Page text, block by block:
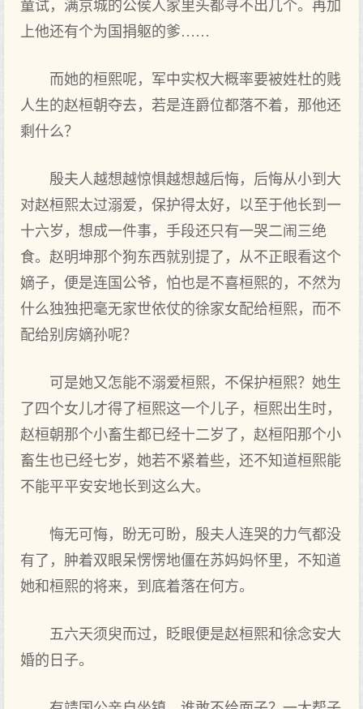
童试，满京城的公侯人家里头都寻不出几个。再加
上他还有个为国捐躯的爹……
而她的桓熙呢，军中实权大概率要被姓杜的贱
人生的赵桓朝夺去，若是连爵位都落不着，那他还
剩什么？
殷夫人越想越惊惧越想越后悔，后悔从小到大
对赵桓熙太过溺爱，保护得太好，以至于他长到一
十六岁，想成一件事，手段还只有一哭二闹三绝
食。赵明坤那个狗东西就别提了，从不正眼看这个
嫡子，便是连国公爷，怕也是不喜桓熙的，不然为
什么独独把毫无家世依仗的徐家女配给桓熙，而不
配给别房嫡孙呢？
可是她又怎能不溺爱桓熙，不保护桓熙？她生
了四个女儿才得了桓熙这一个儿子，桓熙出生时，
赵桓朝那个小畜生都已经十二岁了，赵桓阳那个小
畜生也已经七岁，她若不紧着些，还不知道桓熙能
不能平平安安地长到这么大。
悔无可悔，盼无可盼，殷夫人连哭的力气都没
有了，肿着双眼呆愣愣地僵在苏妈妈怀里，不知道
她和桓熙的将来，到底着落在何方。
五六天须臾而过，眨眼便是赵桓熙和徐念安大
婚的日子。